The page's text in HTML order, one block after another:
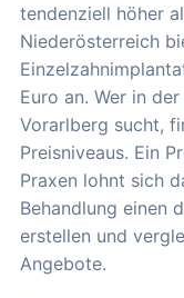
tendenziell höher
Niederösterreich
Euro an. Wer in
Vorarlberg sucht,
Preisniveaus. Ein
Praxen lohnt sich
Behandlung einen
erstellen und
Angebote.